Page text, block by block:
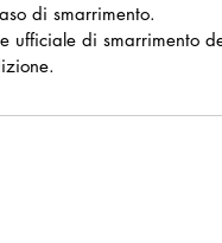
di smarrimento.
ufficiale di smarrimento